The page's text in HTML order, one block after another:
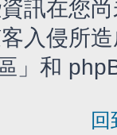
訊在您
入侵所
」和